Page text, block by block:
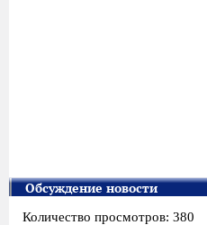
Обсуждение новости
Количество просмотров: 380